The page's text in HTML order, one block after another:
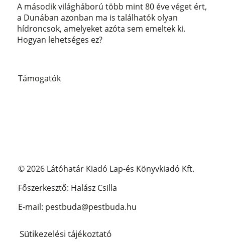
A második világháború több mint 80 éve véget ért,
a Dunában azonban ma is találhatók olyan
hídroncsok, amelyeket azóta sem emeltek ki.
Hogyan lehetséges ez?
Támogatók
© 2026 Látóhatár Kiadó Lap-és Könyvkiadó Kft.
Főszerkesztő: Halász Csilla
E-mail: pestbuda@pestbuda.hu
Sütikezelési tájékoztató